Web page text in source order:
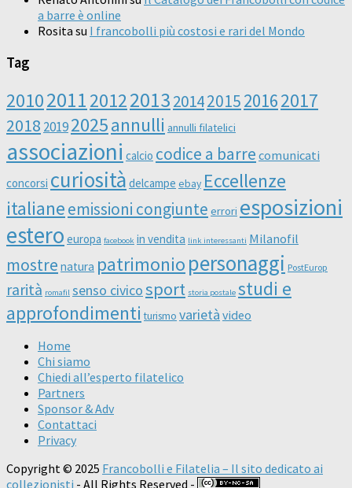
a barre è online
Rosita su I francobolli più costosi e rari del Mondo
Tag
20102011201220132014201520162017
2018 20192025annulli annulli filatelici
associazioni calcio codice a barre comunicati
concorsi curiosità delcampe ebay Eccellenze
italianeemissioni congiunte errori esposizioni
estero europa facebook in vendita link interessanti Milanofil
mostre natura patrimonio personaggi PostEurop
rarità romafil senso civicosport storia postale studi e
approfondimenti turismo varietà video
Home
Chi siamo
Chiedi all’esperto filatelico
Partners
Sponsor & Adv
Contattaci
Privacy
Copyright © 2025 Francobolli e Filatelia – Il sito dedicato ai
collezionisti - All Rights Reserved -